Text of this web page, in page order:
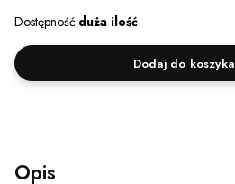
Dostępność:duża ilość
Dodaj do koszyka
Opis